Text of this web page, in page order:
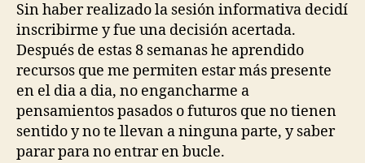
Sin haber realizado la sesión informativa decidí
inscribirme y fue una decisión acertada.
Después de estas 8 semanas he aprendido
recursos que me permiten estar más presente
en el dia a dia, no engancharme a
pensamientos pasados o futuros que no tienen
sentido y no te llevan a ninguna parte, y saber
parar para no entrar en bucle.